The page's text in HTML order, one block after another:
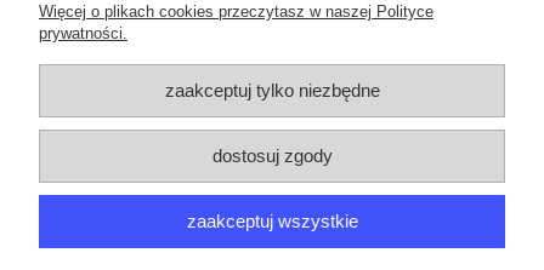
ZAMÓWIENIA
PRODUCENCI
MOJE KONTO
Więcej o plikach cookies przeczytasz w naszej Polityce
prywatności.
zaakceptuj tylko niezbędne
dostosuj zgody
zaakceptuj wszystkie